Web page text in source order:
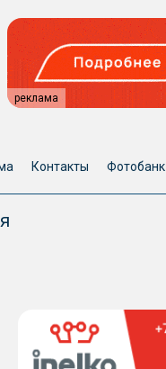
реклама
Контакты Фотобанк